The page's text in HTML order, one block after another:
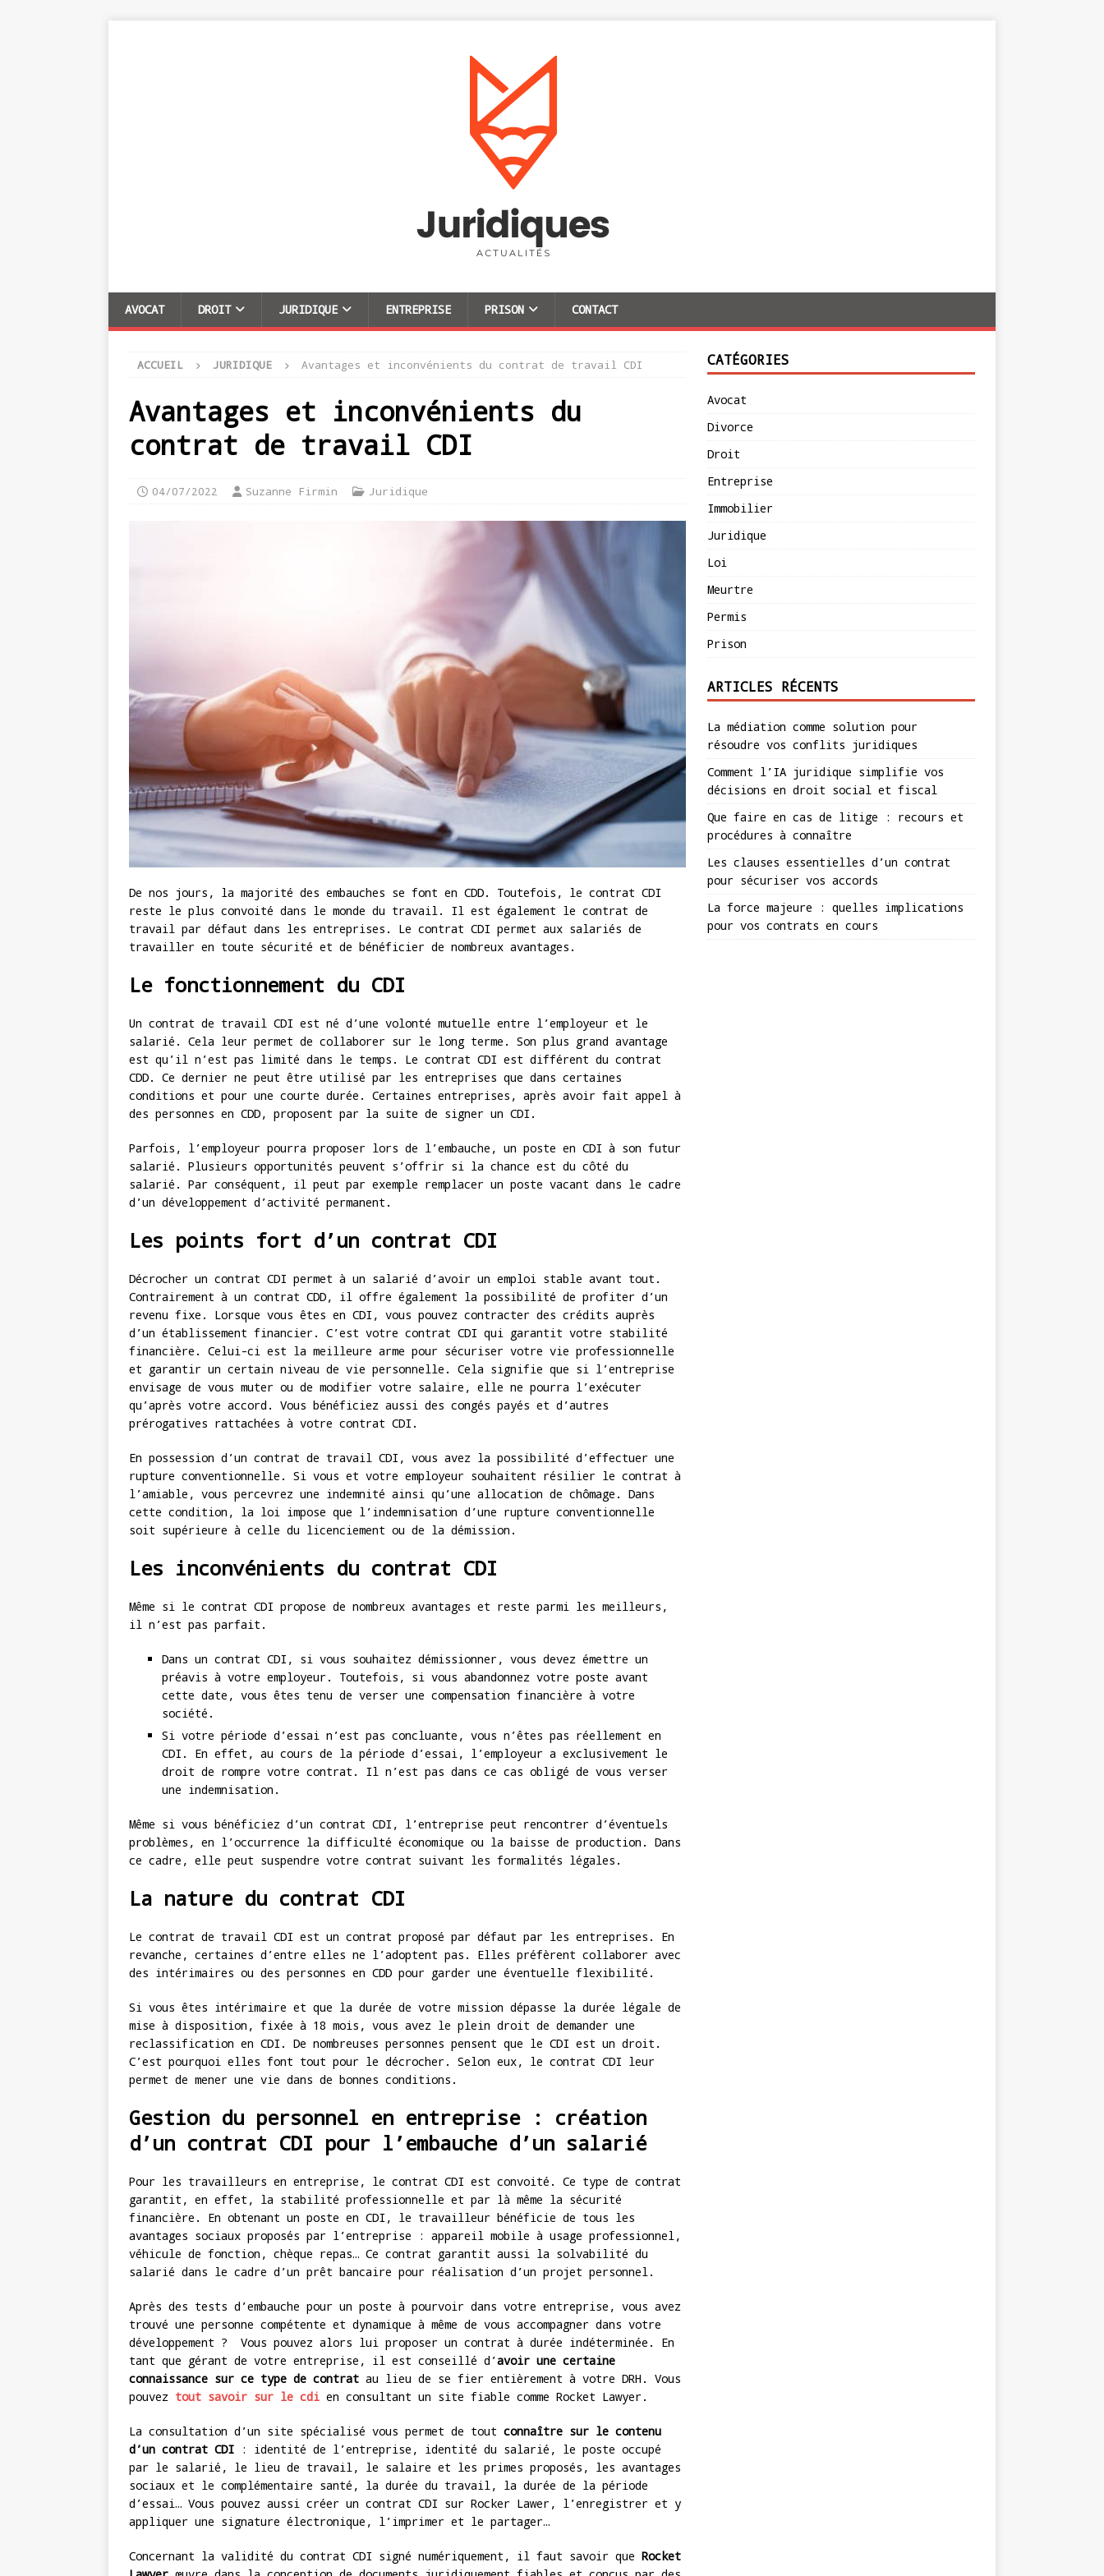
AVOCAT DROIT JURIDIQUE ENTREPRISE PRISON CONTACT
ACCUEIL JURIDIQUE Avantages et inconvénients du contrat de travail CDI
Avantages et inconvénients du
contrat de travail CDI
04/07/2022 Suzanne Firmin Juridique
De nos jours, la majorité des embauches se font en CDD. Toutefois, le contrat CDI
reste le plus convoité dans le monde du travail. Il est également le contrat de
travail par défaut dans les entreprises. Le contrat CDI permet aux salariés de
travailler en toute sécurité et de bénéficier de nombreux avantages.
Le fonctionnement du CDI
Un contrat de travail CDI est né d’une volonté mutuelle entre l’employeur et le
salarié. Cela leur permet de collaborer sur le long terme. Son plus grand avantage
est qu’il n’est pas limité dans le temps. Le contrat CDI est différent du contrat
CDD. Ce dernier ne peut être utilisé par les entreprises que dans certaines
conditions et pour une courte durée. Certaines entreprises, après avoir fait appel à
des personnes en CDD, proposent par la suite de signer un CDI.
Parfois, l’employeur pourra proposer lors de l’embauche, un poste en CDI à son futur
salarié. Plusieurs opportunités peuvent s’offrir si la chance est du côté du
salarié. Par conséquent, il peut par exemple remplacer un poste vacant dans le cadre
d’un développement d’activité permanent.
Les points fort d’un contrat CDI
Décrocher un contrat CDI permet à un salarié d’avoir un emploi stable avant tout.
Contrairement à un contrat CDD, il offre également la possibilité de profiter d’un
revenu fixe. Lorsque vous êtes en CDI, vous pouvez contracter des crédits auprès
d’un établissement financier. C’est votre contrat CDI qui garantit votre stabilité
financière. Celui-ci est la meilleure arme pour sécuriser votre vie professionnelle
et garantir un certain niveau de vie personnelle. Cela signifie que si l’entreprise
envisage de vous muter ou de modifier votre salaire, elle ne pourra l’exécuter
qu’après votre accord. Vous bénéficiez aussi des congés payés et d’autres
prérogatives rattachées à votre contrat CDI.
En possession d’un contrat de travail CDI, vous avez la possibilité d’effectuer une
rupture conventionnelle. Si vous et votre employeur souhaitent résilier le contrat à
l’amiable, vous percevrez une indemnité ainsi qu’une allocation de chômage. Dans
cette condition, la loi impose que l’indemnisation d’une rupture conventionnelle
soit supérieure à celle du licenciement ou de la démission.
Les inconvénients du contrat CDI
Même si le contrat CDI propose de nombreux avantages et reste parmi les meilleurs,
il n’est pas parfait.
Dans un contrat CDI, si vous souhaitez démissionner, vous devez émettre un
préavis à votre employeur. Toutefois, si vous abandonnez votre poste avant
cette date, vous êtes tenu de verser une compensation financière à votre
société.
Si votre période d’essai n’est pas concluante, vous n’êtes pas réellement en
CDI. En effet, au cours de la période d’essai, l’employeur a exclusivement le
droit de rompre votre contrat. Il n’est pas dans ce cas obligé de vous verser
une indemnisation.
Même si vous bénéficiez d’un contrat CDI, l’entreprise peut rencontrer d’éventuels
problèmes, en l’occurrence la difficulté économique ou la baisse de production. Dans
ce cadre, elle peut suspendre votre contrat suivant les formalités légales.
La nature du contrat CDI
Le contrat de travail CDI est un contrat proposé par défaut par les entreprises. En
revanche, certaines d’entre elles ne l’adoptent pas. Elles préfèrent collaborer avec
des intérimaires ou des personnes en CDD pour garder une éventuelle flexibilité.
Si vous êtes intérimaire et que la durée de votre mission dépasse la durée légale de
mise à disposition, fixée à 18 mois, vous avez le plein droit de demander une
reclassification en CDI. De nombreuses personnes pensent que le CDI est un droit.
C’est pourquoi elles font tout pour le décrocher. Selon eux, le contrat CDI leur
permet de mener une vie dans de bonnes conditions.
Gestion du personnel en entreprise : création
d’un contrat CDI pour l’embauche d’un salarié
Pour les travailleurs en entreprise, le contrat CDI est convoité. Ce type de contrat
garantit, en effet, la stabilité professionnelle et par là même la sécurité
financière. En obtenant un poste en CDI, le travailleur bénéficie de tous les
avantages sociaux proposés par l’entreprise : appareil mobile à usage professionnel,
véhicule de fonction, chèque repas… Ce contrat garantit aussi la solvabilité du
salarié dans le cadre d’un prêt bancaire pour réalisation d’un projet personnel.
Après des tests d’embauche pour un poste à pourvoir dans votre entreprise, vous avez
trouvé une personne compétente et dynamique à même de vous accompagner dans votre
développement ? Vous pouvez alors lui proposer un contrat à durée indéterminée. En
tant que gérant de votre entreprise, il est conseillé d’avoir une certaine
connaissance sur ce type de contrat au lieu de se fier entièrement à votre DRH. Vous
pouvez tout savoir sur le cdi en consultant un site fiable comme Rocket Lawyer.
La consultation d’un site spécialisé vous permet de tout connaître sur le contenu
d’un contrat CDI : identité de l’entreprise, identité du salarié, le poste occupé
par le salarié, le lieu de travail, le salaire et les primes proposés, les avantages
sociaux et le complémentaire santé, la durée du travail, la durée de la période
d’essai… Vous pouvez aussi créer un contrat CDI sur Rocker Lawer, l’enregistrer et y
appliquer une signature électronique, l’imprimer et le partager…
Concernant la validité du contrat CDI signé numériquement, il faut savoir que Rocket
CATÉGORIES
Avocat
Divorce
Droit
Entreprise
Immobilier
Juridique
Loi
Meurtre
Permis
Prison
ARTICLES RÉCENTS
La médiation comme solution pour
résoudre vos conflits juridiques
Comment l’IA juridique simplifie vos
décisions en droit social et fiscal
Que faire en cas de litige : recours et
procédures à connaître
Les clauses essentielles d’un contrat
pour sécuriser vos accords
La force majeure : quelles implications
pour vos contrats en cours